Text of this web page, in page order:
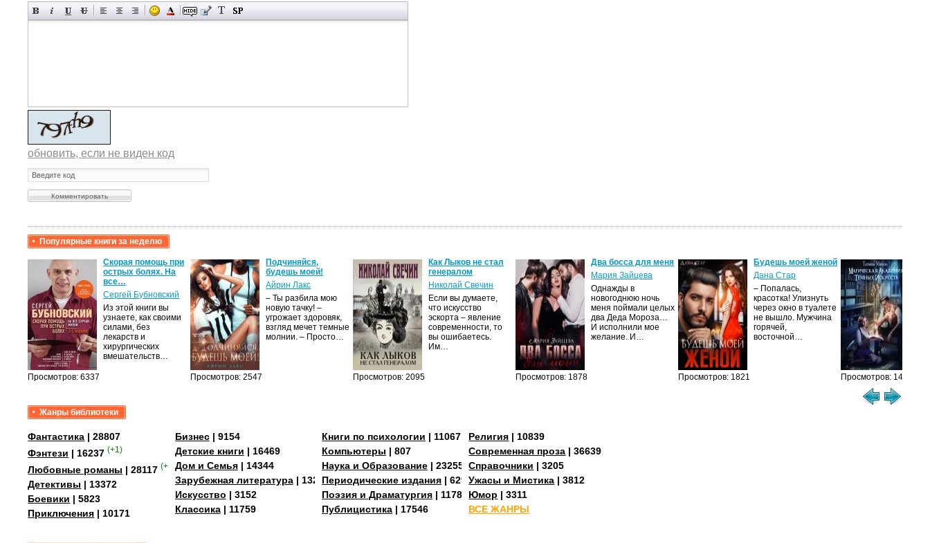
обновить, если не виден код
Популярные книги за неделю
Просмотров: 6337
Скорая помощь при
острых болях. На
все…
Сергей Бубновский
Из этой книги вы
узнаете, как своими
силами, без
лекарств и
хирургических
вмешательств…
Просмотров: 2547
Подчиняйся,
будешь моей!
Айрин Лакс
– Ты разбила мою
новую тачку! –
угрожает здоровяк,
взгляд мечет темные
молнии. – Просто…
Просмотров: 2095
Как Лыков не стал
генералом
Николай Свечин
Если вы думаете,
что искусство
эскорта – явление
современности, то
вы ошибаетесь.
Им…
Просмотров: 1878
Два босса для меня
Мария Зайцева
Однажды в
новогоднюю ночь
меня поймали целых
два Деда Мороза…
И исполнили мое
желание. И…
Просмотров: 1821
Будешь моей женой
Дана Стар
– Попалась,
красотка! Улизнуть
через окно в туалете
не вышло. Мужчина
горячей,
восточной…
Просмотров: 1480
Жанры библиотеки
Фантастика | 28807
Фэнтези | 16237 (+1)
Любовные романы | 28117 (+1)
Детективы | 13372
Боевики | 5823
Приключения | 10171
Бизнес| 9154
Детские книги | 16469
Дом и Семья| 14344
Зарубежная литература| 13273
Искусство | 3152
Классика| 11759
Книги по психологии | 11067
Компьютеры | 807
Наука и Образование | 23255
Периодические издания | 629
Поэзия и Драматургия | 11784
Публицистика | 17546
Религия | 10839
Современная проза | 36639
Справочники | 3205
Ужасы и Мистика | 3812
Юмор | 3311
ВСЕ ЖАНРЫ